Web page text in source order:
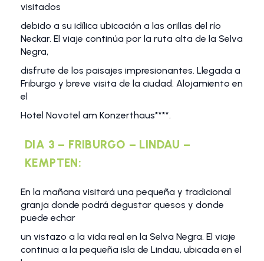
visitados
debido a su idílica ubicación a las orillas del río
Neckar. El viaje continúa por la ruta alta de la Selva
Negra,
disfrute de los paisajes impresionantes. Llegada a
Friburgo y breve visita de la ciudad. Alojamiento en
el
Hotel Novotel am Konzerthaus****.
DIA 3 – FRIBURGO – LINDAU –
KEMPTEN:
En la mañana visitará una pequeña y tradicional
granja donde podrá degustar quesos y donde
puede echar
un vistazo a la vida real en la Selva Negra. El viaje
continua a la pequeña isla de Lindau, ubicada en el